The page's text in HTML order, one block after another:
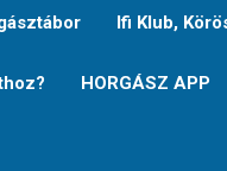
Ifi Klub,
HORGÁSZ APP